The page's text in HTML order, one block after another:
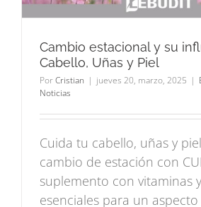
Cambio estacional y su
Cabello, Uñas y Piel
PorCristian | jueves 20, marzo, 2025 |
Noticias
Cuida tu cabello, uñas y
cambio de estación con
suplemento con vitaminas
esenciales para un